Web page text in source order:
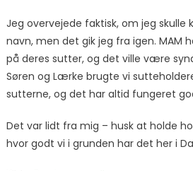
Jeg overvejede faktisk, om jeg skulle
navn, men det gik jeg fra igen. MAM
på deres sutter, og det ville være
Søren og Lærke brugte vi
sutterne, og det har altid fungeret
Det var lidt fra mig – husk at holde
hvor godt vi i grunden har det her i